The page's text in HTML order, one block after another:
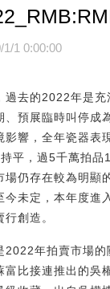
1/1 0:00:00
過去的2022年是充
、預展臨時叫停成
影響，全年瓷器表
平，過5千萬拍品
場仍存在較為明顯
今未定，本年度進
創造。
2022年拍賣市場的
富比接連推出的吳